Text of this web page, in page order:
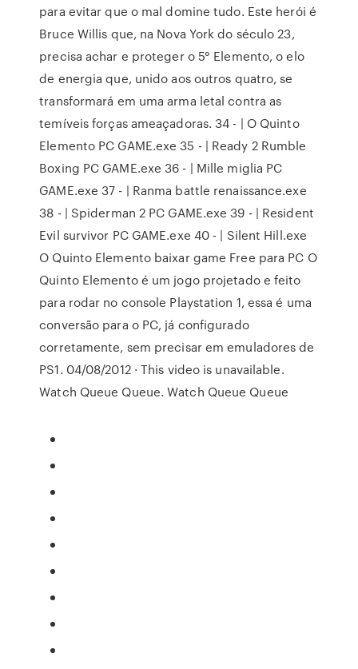
para evitar que o mal domine tudo. Este herói é
Bruce Willis que, na Nova York do século 23,
precisa achar e proteger o 5° Elemento, o elo
de energia que, unido aos outros quatro, se
transformará em uma arma letal contra as
temíveis forças ameaçadoras. 34 - | O Quinto
Elemento PC GAME.exe 35 - | Ready 2 Rumble
Boxing PC GAME.exe 36 - | Mille miglia PC
GAME.exe 37 - | Ranma battle renaissance.exe
38 - | Spiderman 2 PC GAME.exe 39 - | Resident
Evil survivor PC GAME.exe 40 - | Silent Hill.exe
O Quinto Elemento baixar game Free para PC O
Quinto Elemento é um jogo projetado e feito
para rodar no console Playstation 1, essa é uma
conversão para o PC, já configurado
corretamente, sem precisar em emuladores de
PS1. 04/08/2012 · This video is unavailable.
Watch Queue Queue. Watch Queue Queue